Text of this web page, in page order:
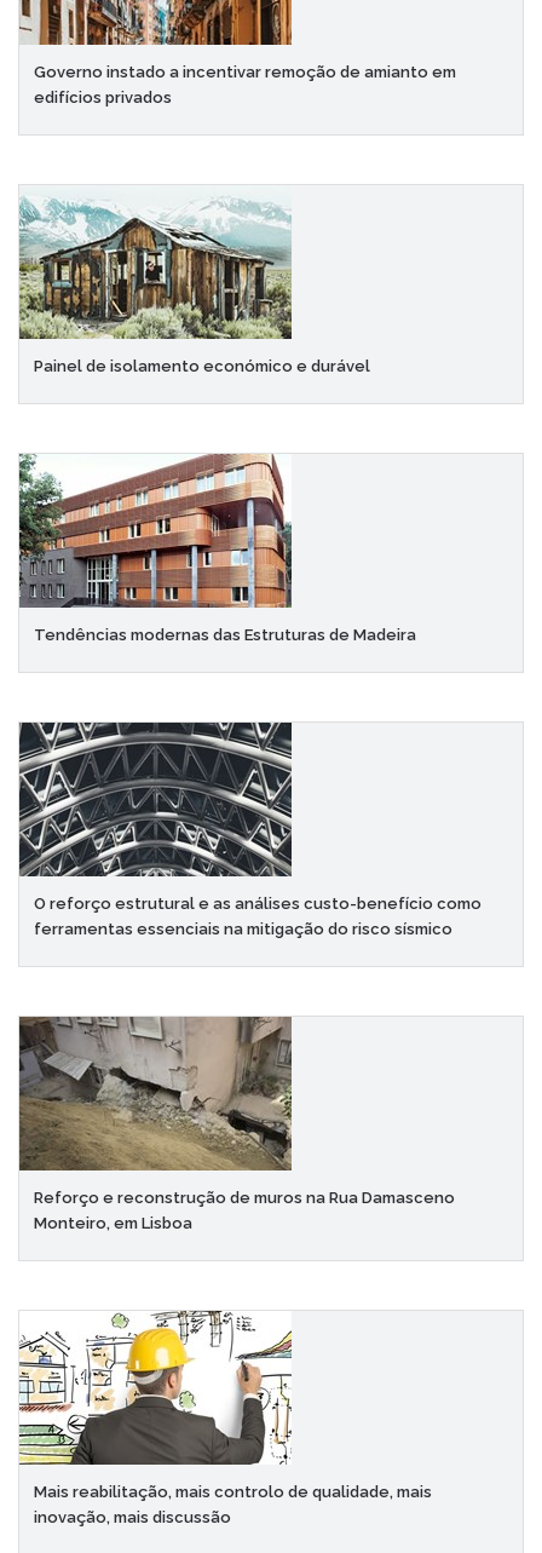
Governo instado a incentivar remoção de amianto em
edifícios privados
Painel de isolamento económico e durável
Tendências modernas das Estruturas de Madeira
O reforço estrutural e as análises custo-benefício como
ferramentas essenciais na mitigação do risco sísmico
Reforço e reconstrução de muros na Rua Damasceno
Monteiro, em Lisboa
Mais reabilitação, mais controlo de qualidade, mais
inovação, mais discussão